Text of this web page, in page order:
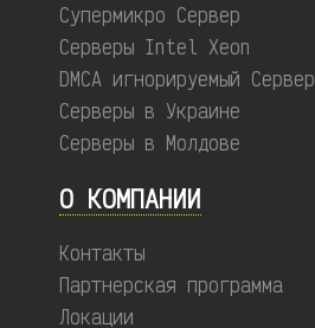
Супермикро Сервер
Серверы Intel Xeon
DMCA игнорируемый Сервер
Серверы в Украине
Серверы в Молдове
О КОМПАНИИ
Контакты
Партнерская программа
Локации